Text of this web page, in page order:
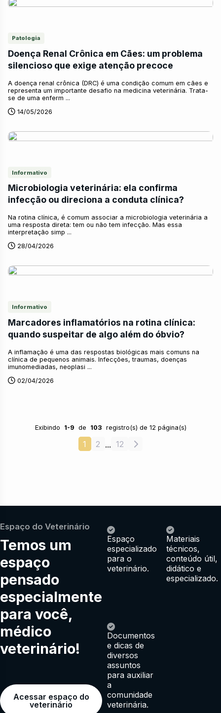
Patologia
Doença Renal Crônica em Cães: um problema
silencioso que exige atenção precoce
A doença renal crônica (DRC) é uma condição comum em cães e
representa um importante desafio na medicina veterinária. Trata-
se de uma enferm ...
14/05/2026
Informativo
Microbiologia veterinária: ela confirma
infecção ou direciona a conduta clínica?
Na rotina clínica, é comum associar a microbiologia veterinária a
uma resposta direta: tem ou não tem infecção. Mas essa
interpretação simp ...
28/04/2026
Informativo
Marcadores inflamatórios na rotina clínica:
quando suspeitar de algo além do óbvio?
A inflamação é uma das respostas biológicas mais comuns na
clínica de pequenos animais. Infecções, traumas, doenças
imunomediadas, neoplasi ...
02/04/2026
Exibindo 1-9 de 103 registro(s) de 12 página(s)
1 2 ... 12
Espaço do Veterinário
Temos um
espaço
pensado
especialmente
para você,
médico
veterinário!
Acessar espaço do
veterinário
Espaço
especializado
para o
veterinário.
Materiais
técnicos,
conteúdo útil,
didático e
especializado.
Documentos
e dicas de
diversos
assuntos
para auxiliar
a
comunidade
veterinária.